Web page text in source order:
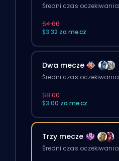
Średni czas
$4.00
$3.32 za mecz
Dwa mecze
Średni czas
$8.00
$3.00 za mecz
Trzy mecze
Średni czas